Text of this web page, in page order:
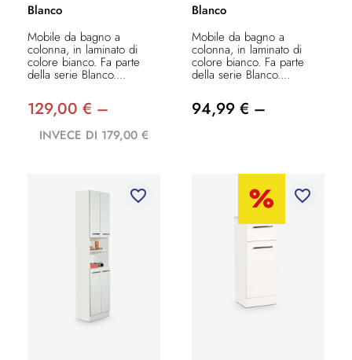
Blanco
Mobile da bagno a
colonna, in laminato di
colore bianco. Fa parte
della serie Blanco....
129,00 € –
INVECE DI 179,00 €
Blanco
Mobile da bagno a
colonna, in laminato di
colore bianco. Fa parte
della serie Blanco....
94,99 € –
favorite_border favorite_border